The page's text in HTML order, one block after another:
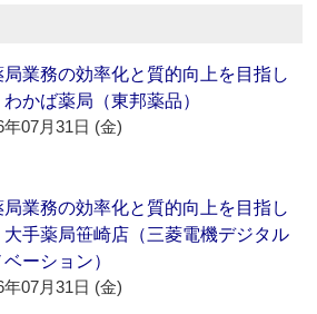
局業務の効率化と質的向上を目指し
かば薬局（東邦薬品）
年07月31日 (金)
局業務の効率化と質的向上を目指し
大手薬局笹崎店（三菱電機デジタル
ーション）
年07月31日 (金)